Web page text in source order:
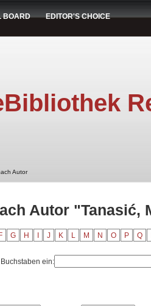
BOARD EDITOR'S CHOICE
Autor
Autor "Tanasić,
F G H J K L M N O P Q
ein: